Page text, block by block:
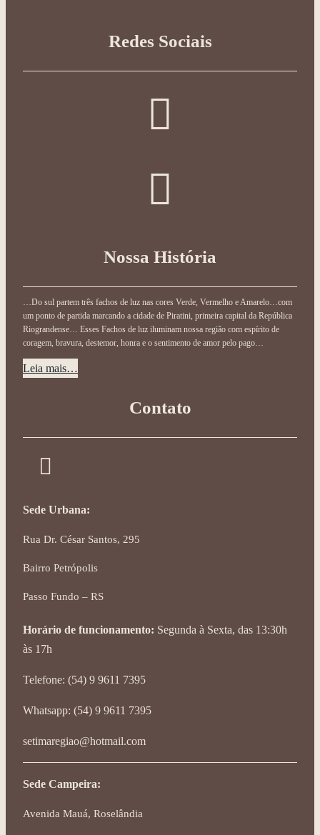
Redes Sociais
Nossa História
…Do sul partem três fachos de luz nas cores Verde, Vermelho e Amarelo…com
um ponto de partida marcando a cidade de Piratini, primeira capital da República
Riograndense… Esses Fachos de luz iluminam nossa região com espírito de
coragem, bravura, destemor, honra e o sentimento de amor pelo pago…
Leia mais…
Contato
Sede Urbana:
Rua Dr. César Santos, 295
Bairro Petrópolis
Passo Fundo – RS
Horário de funcionamento: Segunda à Sexta, das 13:30h
às 17h
Telefone: (54) 9 9611 7395
Whatsapp: (54) 9 9611 7395
setimaregiao@hotmail.com
Sede Campeira:
Avenida Mauá, Roselândia